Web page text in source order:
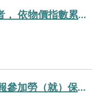
100年度請領勞保年金者， 依物價指數累計成長率調整後的金額將於今（106）年6月29日入帳。
僱用暑期工讀生，應申報參加勞（就）保及提繳勞工退休金。